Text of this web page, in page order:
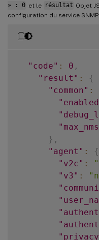
» : 0 et le résultat Objet
configuration du service
"code" : 0 ,
"result" :
{
"common" :
} ,
"agent" :
{
"v2c" :
"v3" :